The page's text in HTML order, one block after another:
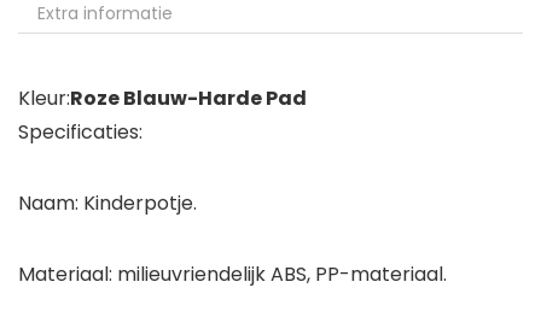
Extra informatie
Kleur:Roze Blauw-Harde Pad
Specificaties:
Naam: Kinderpotje.
Materiaal: milieuvriendelijk ABS, PP-materiaal.